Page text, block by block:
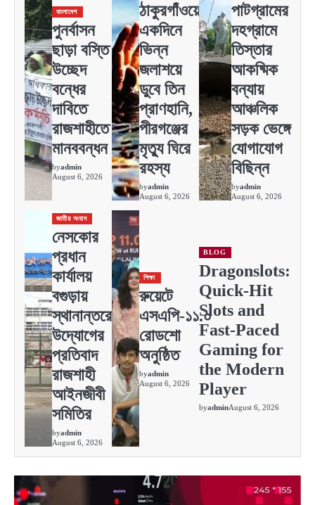
বাংলাদেশ
পুনর্বাসন
ছাড়া বস্তি
উচ্ছেদ
বন্ধের
দাবিতে
রাজশাহীতে
মানববন্ধন
byadmin
August 6, 2026
ঠাকুরগাঁওয়ে
একদিনে
ভিন্ন
জলাশয়ে
ডুবে তিন
প্রাণহানি,
পীরগঞ্জের
মৃত্যু ঘিরে
রহস্য
byadmin
August 6, 2026
পাটগ্রামের
দহগ্রামে
তিস্তার
আকষ্মিক
বন্যায়
আঞ্চলিক
সড়ক ভেঙ্গে
যোগাযোগ
বিছিন্ন
byadmin
August 6, 2026
জাতীয় সংবাদ
নেসকোর
প্রধান
কার্যালয়
বগুড়ায়
স্থানান্তরের
উদ্যোগের
প্রতিবাদ
রাজশাহী
আইনজীবী
সমিতির
byadmin
August 6, 2026
শিক্ষা
রুয়েটে
এসএপি-১১.০
রোডশো
অনুষ্ঠিত
byadmin
August 6, 2026
BLOG
Dragonslots:
Quick‑Hit
Slots and
Fast‑Paced
Gaming for
the Modern
Player
byadminAugust 6, 2026